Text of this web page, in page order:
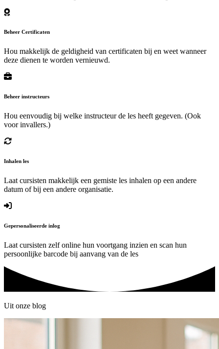
Beheer Certificaten
Hou makkelijk de geldigheid van certificaten bij en weet wanneer
deze dienen te worden vernieuwd.
Beheer instructeurs
Hou eenvoudig bij welke instructeur de les heeft gegeven. (Ook
voor invallers.)
Inhalen les
Laat cursisten makkelijk een gemiste les inhalen op een andere
datum of bij een andere organisatie.
Gepersonaliseerde inlog
Laat cursisten zelf online hun voortgang inzien en scan hun
persoonlijke barcode bij aanvang van de les
Uit onze blog